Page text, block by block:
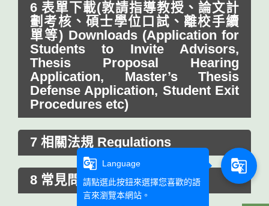
6 表單下載(敦請指導教授、論文計
劃考核、碩士學位口試、離校手續
單等) Downloads (Application for
Students to Invite Advisors,
Thesis Proposal Hearing
Application, Master’s Thesis
Defense Application, Student Exit
Procedures etc)
7 相關法規 Regulations
8 常見問題 Q&A
g_translate
Language
請點選此按鈕來選擇您喜歡的語
言來瀏覽本網站。
g_translate